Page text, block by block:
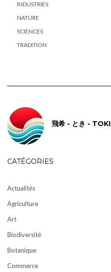
INDUSTRIES
NATURE
SCIENCES
TRADITION
飛希 - とき - TOKI
CATÉGORIES
Actualités
Agriculture
Art
Biodiversité
Botanique
Commerce